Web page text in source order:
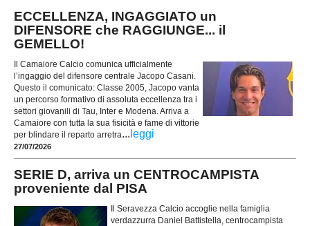
ECCELLENZA, INGAGGIATO un
DIFENSORE che RAGGIUNGE... il
GEMELLO!
Il Camaiore Calcio comunica ufficialmente
l’ingaggio del difensore centrale Jacopo Casani.
Questo il comunicato: Classe 2005, Jacopo vanta
un percorso formativo di assoluta eccellenza tra i
settori giovanili di Tau, Inter e Modena. Arriva a
Camaiore con tutta la sua fisicità e fame di vittorie
per blindare il reparto arretra... leggi
27/07/2026
SERIE D, arriva un CENTROCAMPISTA
proveniente dal PISA
Il Seravezza Calcio accoglie nella famiglia
verdazzurra Daniel Battistella, centrocampista